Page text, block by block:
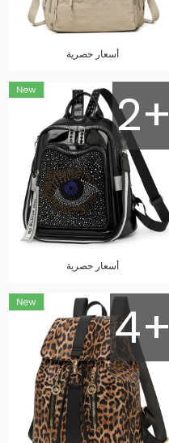
أسعار حصرية
2+
أسعار حصرية
4+